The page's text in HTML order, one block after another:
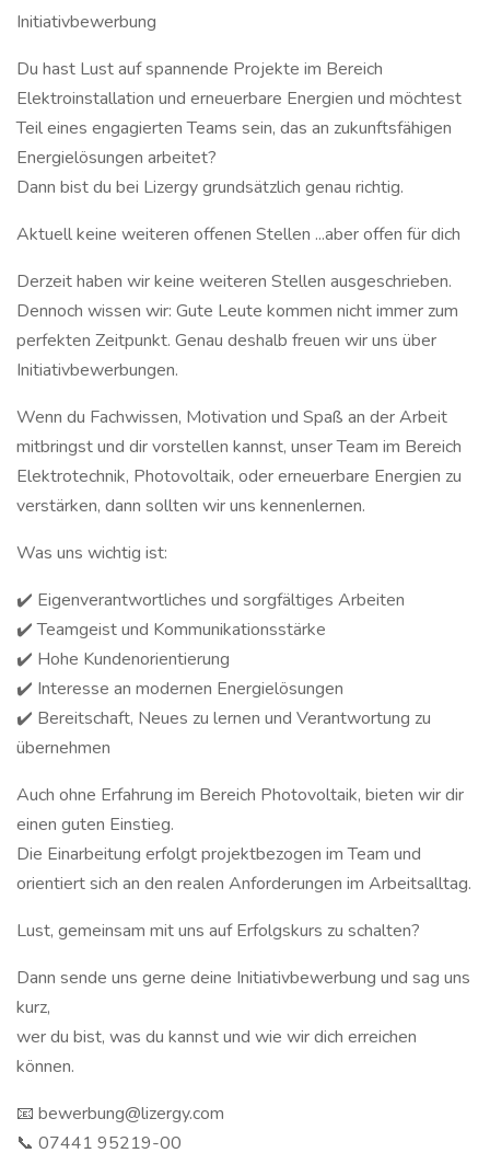
Initiativbewerbung
Du hast Lust auf spannende Projekte im Bereich
Elektroinstallation und erneuerbare Energien und möchtest
Teil eines engagierten Teams sein, das an zukunftsfähigen
Energielösungen arbeitet?
Dann bist du bei Lizergy grundsätzlich genau richtig.
Aktuell keine weiteren offenen Stellen ...aber offen für dich
Derzeit haben wir keine weiteren Stellen ausgeschrieben.
Dennoch wissen wir: Gute Leute kommen nicht immer zum
perfekten Zeitpunkt. Genau deshalb freuen wir uns über
Initiativbewerbungen.
Wenn du Fachwissen, Motivation und Spaß an der Arbeit
mitbringst und dir vorstellen kannst, unser Team im Bereich
Elektrotechnik, Photovoltaik, oder erneuerbare Energien zu
verstärken, dann sollten wir uns kennenlernen.
Was uns wichtig ist:
✔️ Eigenverantwortliches und sorgfältiges Arbeiten
✔️ Teamgeist und Kommunikationsstärke
✔️ Hohe Kundenorientierung
✔️ Interesse an modernen Energielösungen
✔️ Bereitschaft, Neues zu lernen und Verantwortung zu
übernehmen
Auch ohne Erfahrung im Bereich Photovoltaik, bieten wir dir
einen guten Einstieg.
Die Einarbeitung erfolgt projektbezogen im Team und
orientiert sich an den realen Anforderungen im Arbeitsalltag.
Lust, gemeinsam mit uns auf Erfolgskurs zu schalten?
Dann sende uns gerne deine Initiativbewerbung und sag uns
kurz,
wer du bist, was du kannst und wie wir dich erreichen
können.
📧 bewerbung@lizergy.com
📞 07441 95219-00